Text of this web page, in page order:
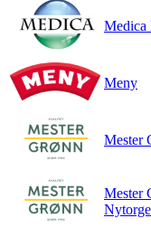
Medica
Meny
Mester
Mester